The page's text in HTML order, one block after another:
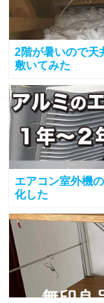
2階が暑いので天
敷いてみた
エアコン室外機
化した